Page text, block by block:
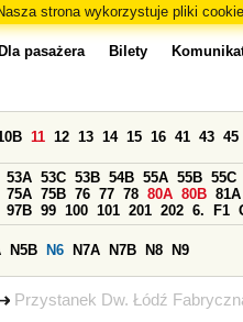
strona wykorzystuje pliki
Przystanek Dw. Łódź
Dla pasażera Bilety
11 12 13 14 15 16 41 43 45
53A 53C 53B 54B 55A 55B 55C
75A 75B 76 77 78 80A 80B 81A
97B 99 100 101 201 202 6. F1
N5B N6 N7A N7B N8 N9